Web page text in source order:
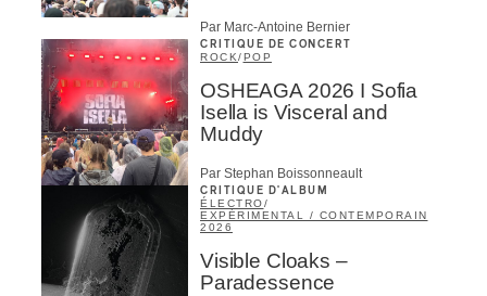
Par Marc-Antoine Bernier
CRITIQUE DE CONCERT
ROCK/POP
OSHEAGA 2026 I Sofia
Isella is Visceral and
Muddy
Par Stephan Boissonneault
CRITIQUE D'ALBUM
ÉLECTRO/
EXPÉRIMENTAL / CONTEMPORAIN
2026
Visible Cloaks –
Paradessence